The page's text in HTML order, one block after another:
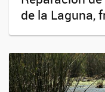
de la Laguna,